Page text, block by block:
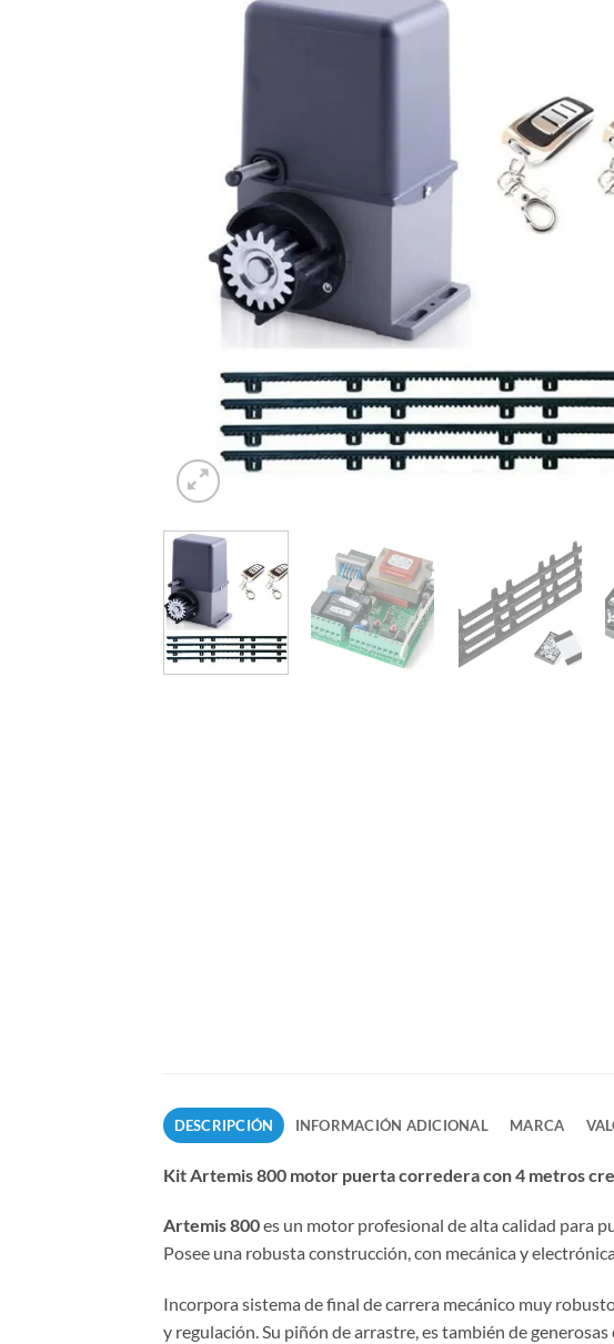
DESCRIPCIÓN INFORMACIÓN ADICIONAL MARCA
Kit Artemis 800 motor puerta corredera con 4 metros
Artemis 800es un motor profesional de alta calidad para
Posee una robusta construcción, con mecánica y
Incorpora sistema de final de carrera mecánico muy
y regulación. Su piñón de arrastre, es también de